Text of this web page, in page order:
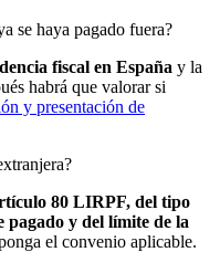
se haya pagado fuera?
fiscal en España y la
habrá que valorar si
y presentación de
80 LIRPF, del tipo
pagado y del límite de la
el convenio aplicable.